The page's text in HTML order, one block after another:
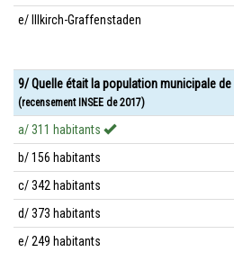
e/ Illkirch-Graffenstaden
9/ Quelle était la population municipale
(recensement INSEE de 2017)
a/ 311 habitants
b/ 156 habitants
c/ 342 habitants
d/ 373 habitants
e/ 249 habitants